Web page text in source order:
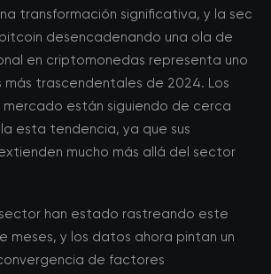
transformación significativa, y la sec
desencadenando una ola de
en criptomonedas representa uno
más trascendentales de 2024. Los
están siguiendo de cerca
esta tendencia, ya que sus
mucho más allá del sector
han estado rastreando este
meses, y los datos ahora pintan un
de factores